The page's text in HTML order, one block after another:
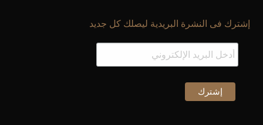
إشترك فى النشرة البريدية ليصلك كل جديد